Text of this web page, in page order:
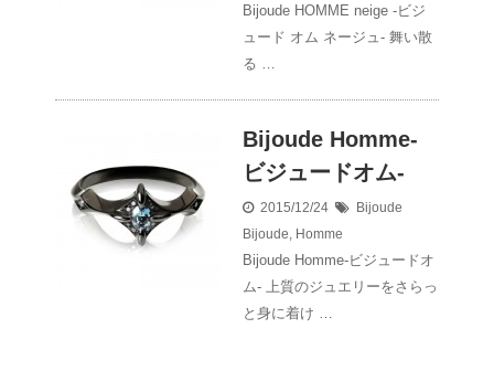
Bijoude HOMME neige -ビジ
ュード オム ネージュ- 舞い散
る …
Bijoude Homme-
ビジュードオム-
2015/12/24
Bijoude
Bijoude, Homme
Bijoude Homme-ビジュードオ
ム- 上質のジュエリーをさらっ
と身に着け …